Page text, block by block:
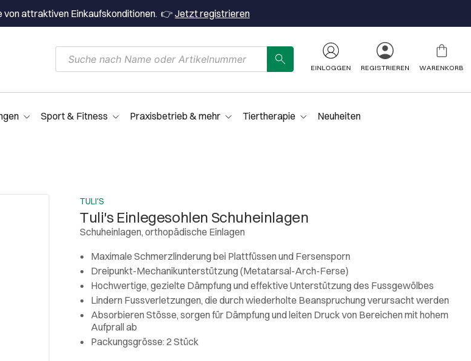
von attraktiven Einkaufskonditionen. 👉 Jetzt registrieren
EINLOGGEN REGISTRIEREN WARENKORB
Sport & Fitness Praxisbetrieb & mehr Tiertherapie Neuheiten
TULI'S
Tuli's Einlegesohlen Schuheinlagen
Schuheinlagen, orthopädische Einlagen
Maximale Schmerzlinderung bei Plattfüssen und Fersensporn
Dreipunkt-Mechanikunterstützung (Metatarsal-Arch-Ferse)
Hochwertige, gezielte Dämpfung und effektive Unterstützung des Fussgewölbes
Lindern Fussverletzungen, die durch wiederholte Beanspruchung verursacht werden
Absorbieren Stösse, sorgen für Dämpfung und leiten Druck von Bereichen mit hohem
Aufprall ab
Packungsgrösse: 2 Stück